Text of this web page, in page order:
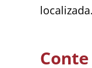
localizada.